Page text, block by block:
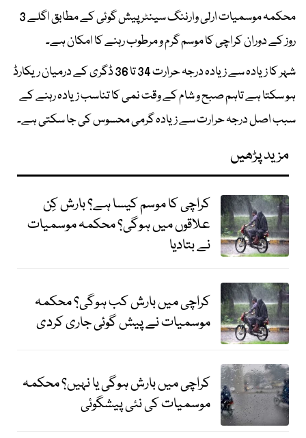
محکمہ موسمیات ارلی وارننگ سینٹر پیش گوئی کے مطابق اگلے 3
روز کے دوران کراچی کا موسم گرم و مرطوب رہنے کا امکان ہے۔
شہر کا زیادہ سے زیادہ درجہ حرارت 34 تا 36 ڈگری کے درمیان ریکارڈ
ہو سکتا ہے تاہم صبح و شام کے وقت نمی کا تناسب زیادہ رہنے کے
سبب اصل درجہ حرارت سے زیادہ گرمی محسوس کی جا سکتی ہے۔
مزید پڑھیں
کراچی کا موسم کیسا ہے؟ بارش کِن
علاقوں میں ہوگی؟ محکمہ موسمیات
نے بتادیا
کراچی میں بارش کب ہوگی؟ محکمہ
موسمیات نے پیش گوئی جاری کردی
کراچی میں بارش ہوگی یا نہیں؟ محکمہ
موسمیات کی نئی پیشگوئی